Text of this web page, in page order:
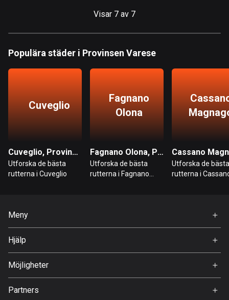
4137 rutter
Förenade arabemiraten
Frankrike
7315 rutter
8 rutter
Gambia
1 rutt
Visar 7 av 7
Populära städer i Provinsen Varese
Cuveglio
Cuveglio, Provinsen Varese
Utforska de bästa
rutterna i Cuveglio
Fagnano
Olona
Fagnano Olona, Provinsen Varese
Utforska de bästa
rutterna i Fagnano
Utforska de bästa
rutterna i
Meny
Hem
Premium
Om Oss
Hjälp
FAQ
Möjligheter
Jobb
Partners